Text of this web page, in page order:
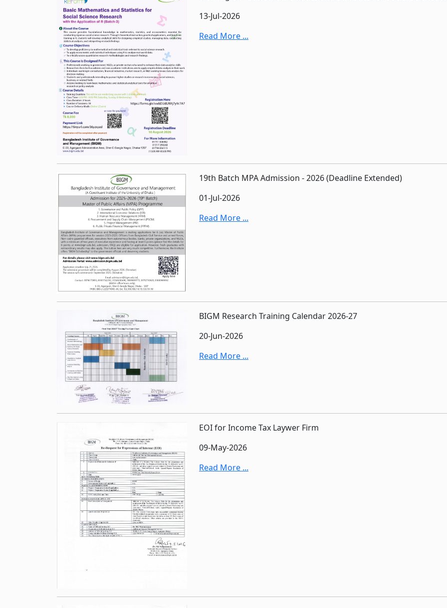
13-Jul-2026
Read More ...
19th Batch MPA Admission - 2026 (Deadline Extended)
01-Jul-2026
Read More ...
BIGM Research Training Calendar 2026-27
20-Jun-2026
Read More ...
EOI for Income Tax Laywer Firm
09-May-2026
Read More ...